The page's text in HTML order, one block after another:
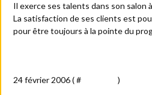
Il exerce ses talents dans son salon
La satisfaction de ses clients est
pour être toujours à la pointe du
24 février 2006 ( # )